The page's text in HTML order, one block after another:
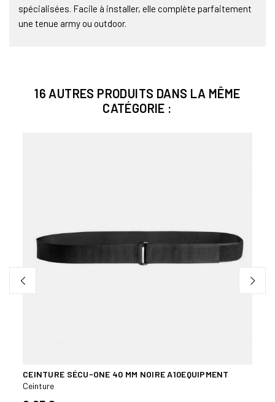
spécialisées. Facile à installer, elle complète parfaitement
une tenue army ou outdoor.
16 AUTRES PRODUITS DANS LA MÊME
CATÉGORIE :
CEINTURE SÉCU-ONE 40 MM NOIRE A10EQUIPMENT
Ceinture